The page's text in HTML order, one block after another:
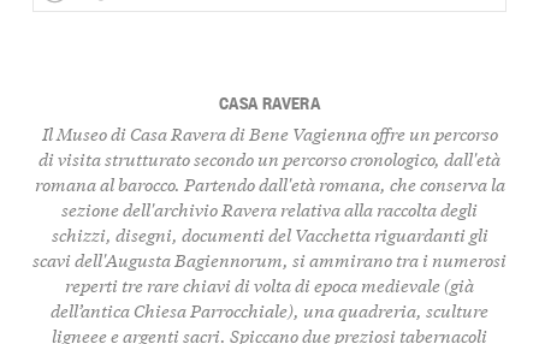
CASA RAVERA
Il Museo di Casa Ravera di Bene Vagienna offre un percorso
di visita strutturato secondo un percorso cronologico, dall'età
romana al barocco. Partendo dall'età romana, che conserva la
sezione dell'archivio Ravera relativa alla raccolta degli
schizzi, disegni, documenti del Vacchetta riguardanti gli
scavi dell'Augusta Bagiennorum, si ammirano tra i numerosi
reperti tre rare chiavi di volta di epoca medievale (già
dell’antica Chiesa Parrocchiale), una quadreria, sculture
ligneee e argenti sacri. Spiccano due preziosi tabernacoli